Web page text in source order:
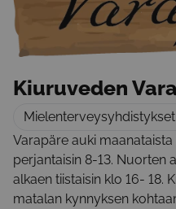
Kiuruveden
Mielenterveysyhdistykset
Varapäre auki
perjantaisin 8-13. Nuorten
alkaen tiistaisin klo 16- 18.
matalan kynnyksen